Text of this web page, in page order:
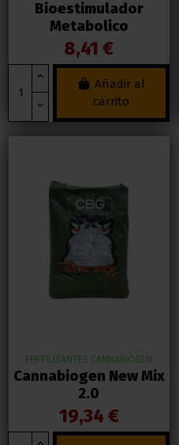
Bioestimulador
Metabolico
8,41 €
Añadir al
carrito
FERTILIZANTES CANNABIOGEN
Cannabiogen New Mix
2.0
19,34 €